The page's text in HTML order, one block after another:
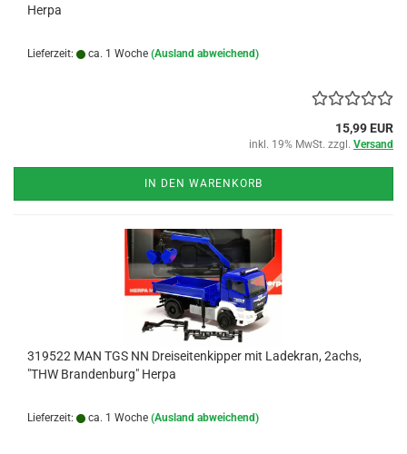
Herpa
Lieferzeit: ca. 1 Woche (Ausland abweichend)
15,99 EUR
inkl. 19% MwSt. zzgl. Versand
IN DEN WARENKORB
319522 MAN TGS NN Dreiseitenkipper mit Ladekran, 2achs,
"THW Brandenburg" Herpa
Lieferzeit: ca. 1 Woche (Ausland abweichend)